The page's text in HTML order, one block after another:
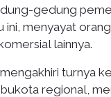
gedung
menyayat
lainnya.
turnya
regional,